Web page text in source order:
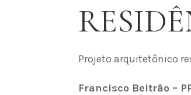
Projeto arquitetônico
Francisco Beltrão –